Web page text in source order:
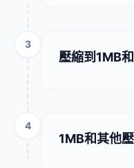
3
壓縮到1MB
4
1MB和其他